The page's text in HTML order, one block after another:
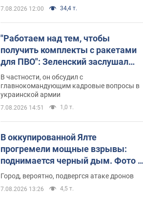
7.08.2026 12:00 34,4 т.
"Работаем над тем, чтобы
получить комплекты с ракетами
для ПВО": Зеленский заслушал
доклад Драпатого и объявил о
новых мерах
В частности, он обсудил с
главнокомандующим кадровые вопросы в
украинской армии
7.08.2026 14:51 1,0 т.
В оккупированной Ялте
прогремели мощные взрывы:
поднимается черный дым. Фото и
видео
Город, вероятно, подвергся атаке дронов
7.08.2026 13:26 4,5 т.